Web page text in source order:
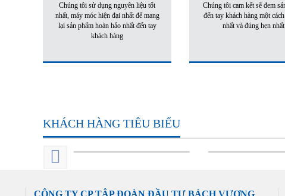
Chúng tôi sử dụng nguyên liệu tốt
nhất, máy móc hiện đại nhất để mang
lại sản phẩm hoàn hảo nhất đến tay
khách hàng
Chúng tôi cam kết sẽ đem
đến tay khách hàng một
nhất và đúng hẹn nhất
KHÁCH HÀNG TIÊU BIỂU
CÔNG TY CP TẬP ĐOÀN ĐẦU TƯ BÁCH VƯỢNG